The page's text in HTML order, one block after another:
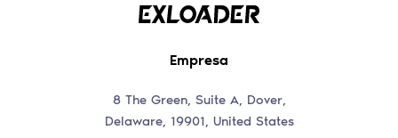
Empresa
8 The Green, Suite A, Dover,
Delaware, 19901, United States